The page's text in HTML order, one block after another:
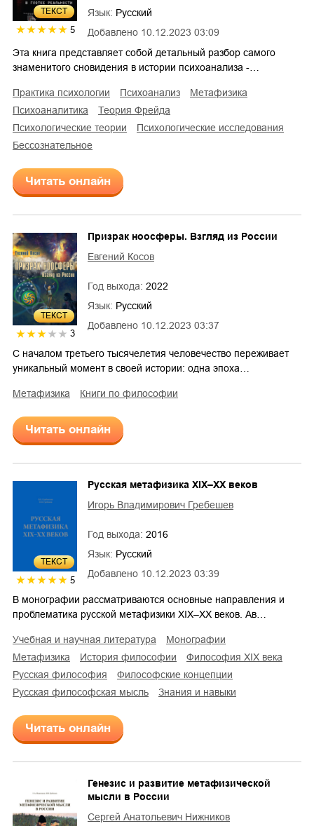
ТЕКСТ
5 Добавлено 10.12.2023 03:09
Язык: Русский
Эта книга представляет собой детальный разбор самого
знаменитого сновидения в истории психоанализа -…
практика психологии психоанализ
метафизика
психоаналитика
теория Фрейда
психологические теории
психологические исследования
бессознательное
Читать онлайн
ТЕКСТ
3
Добавлено 10.12.2023 03:37
Призрак ноосферы. Взгляд из России
Евгений Косов
Год выхода: 2022
Язык: Русский
С началом третьего тысячелетия человечество переживает
уникальный момент в своей истории: одна эпоха…
метафизика книги по философии
Читать онлайн
ТЕКСТ
5
Добавлено 10.12.2023 03:39
Русская метафизика ХIХ–ХХ веков
Игорь Владимирович Гребешев
Год выхода: 2016
Язык: Русский
В монографии рассматриваются основные направления и
проблематика русской метафизики ХIХ–ХХ веков. Ав…
учебная и научная литература
монографии
метафизика
история философии
философия XIX века
русская философия
философские концепции
русская философская мысль
знания и навыки
Читать онлайн
Генезис и развитие метафизической
мысли в России
Сергей Анатольевич Нижников